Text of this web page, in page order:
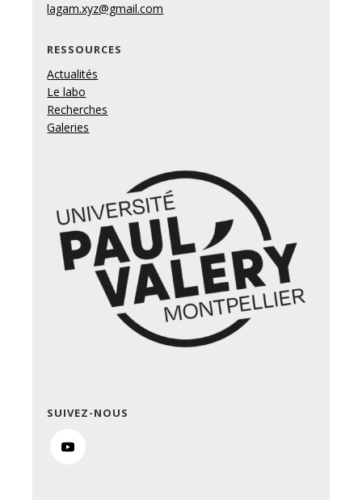
lagam.xyz@gmail.com
RESSOURCES
Actualités
Le labo
Recherches
Galeries
SUIVEZ-NOUS